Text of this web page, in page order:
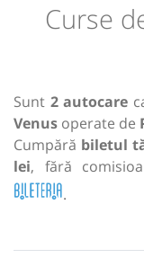
Curse
Sunt 2 autocare
Venus operate de
Cumpără biletul
lei, fără
.